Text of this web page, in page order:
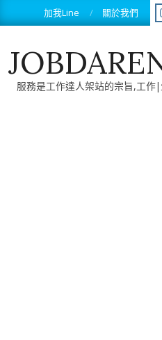
to
加我Line 關於我們
服務是工作達人架站的宗旨,工